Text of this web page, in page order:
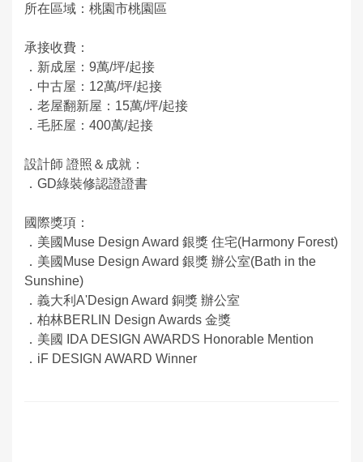
所在區域：桃園市桃園區
承接收費：
．新成屋：9萬/坪/起接
．中古屋：12萬/坪/起接
．老屋翻新屋：15萬/坪/起接
．毛胚屋：400萬/起接
設計師 證照＆成就：
．GD綠裝修認證證書
國際獎項：
．美國Muse Design Award 銀獎 住宅(Harmony Forest)
．美國Muse Design Award 銀獎 辦公室(Bath in the
Sunshine)
．義大利A'Design Award 銅獎 辦公室
．柏林BERLIN Design Awards 金獎
．美國 IDA DESIGN AWARDS Honorable Mention
．iF DESIGN AWARD Winner